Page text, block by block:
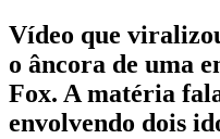
Vídeo que
o âncora de uma
Fox. A matéria
envolvendo dois